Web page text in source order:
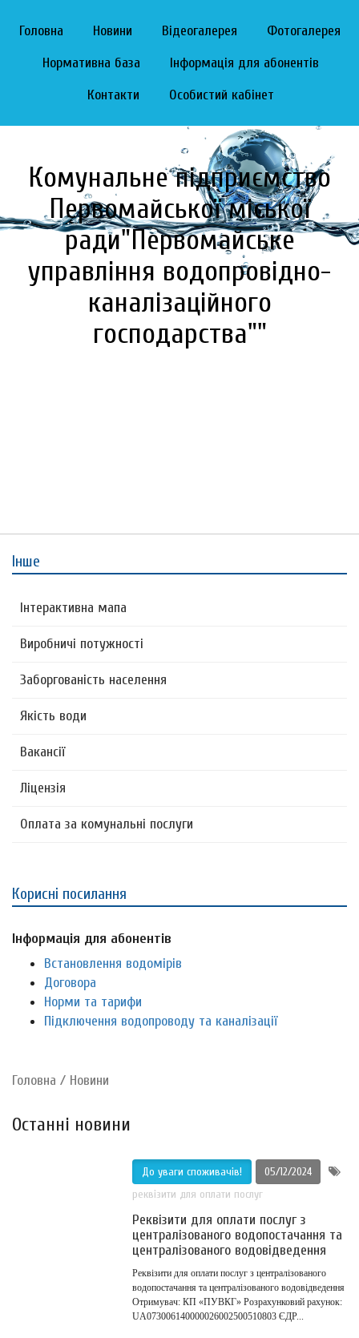
Головна Новини Відеогалерея
Фотогалерея
Нормативна база
Інформація для абонентів
Контакти
Особистий кабінет
Комунальне підприємство
Первомайської міської
ради"Первомайське
управління водопровідно-
каналізаційного
господарства""
Інше
Інтерактивна мапа
Виробничі потужності
Заборгованість населення
Якість води
Вакансії
Ліцензія
Оплата за комунальні послуги
Корисні посилання
Інформація для абонентів
Встановлення водомірів
Договора
Норми та тарифи
Підключення водопроводу та каналізації
Головна / Новини
Останні новини
До уваги споживачів!
05/12/2024
реквізити для оплати послуг
Реквізити для оплати послуг з
централізованого водопостачання та
централізованого водовідведення
Реквізити для оплати послуг з централізованого
водопостачання та централізованого водовідведення
Отримувач: КП «ПУВКГ» Розрахунковий рахунок:
UA073006140000026002500510803 ЄДР...